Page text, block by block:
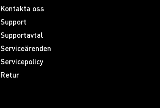
Kontakta oss
Support
Supportavtal
Serviceärenden
Servicepolicy
Retur